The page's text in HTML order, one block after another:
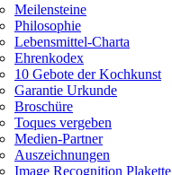
Meilensteine
Philosophie
Lebensmittel-Charta
Ehrenkodex
10 Gebote der Kochkunst
Garantie Urkunde
Broschüre
Toques vergeben
Medien-Partner
Auszeichnungen
Image Recognition Plakette